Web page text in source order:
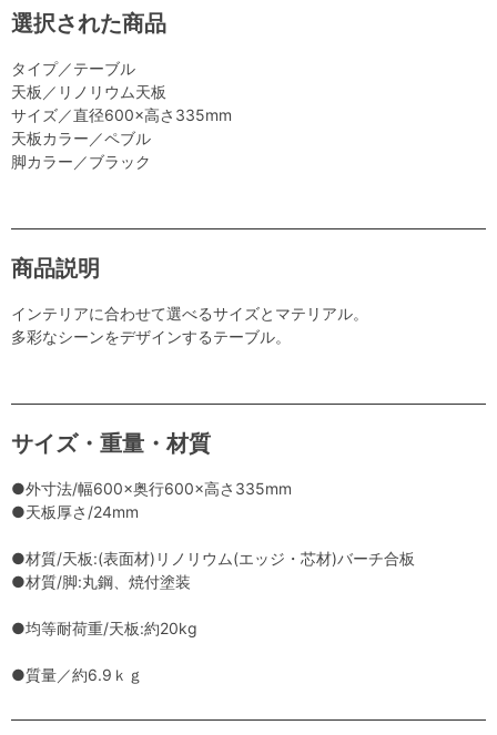
選択された商品
タイプ／テーブル
天板／リノリウム天板
サイズ／直径600×高さ335mm
天板カラー／ペブル
脚カラー／ブラック
商品説明
インテリアに合わせて選べるサイズとマテリアル。
多彩なシーンをデザインするテーブル。
サイズ・重量・材質
●外寸法/幅600×奥行600×高さ335mm
●天板厚さ/24mm
●材質/天板:(表面材)リノリウム(エッジ・芯材)バーチ合板
●材質/脚:丸鋼、焼付塗装
●均等耐荷重/天板:約20kg
●質量／約6.9ｋｇ